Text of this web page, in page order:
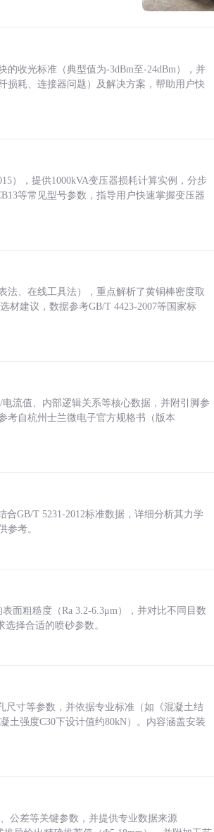
收光标准（典型值为-3dBm至-24dBm），并
损耗、连接器问题）及解决方案，帮助用户快
），提供1000kVA变压器损耗计算实例，分步
等常见型号参数，指导用户快速掌握变压器
法、在线工具法），重点解析了黄铜棒密度取
材建议，数据参考GB/T 4423-2007等国家标
流值、内部逻辑关系等核心数据，并附引脚参
考自杭州士兰微电子官方规格书（版本
GB/T 5231-2012标准数据，详细分析其力学
参考。
面粗糙度（Ra 3.2-6.3μm），并对比不同目数
择合适的喷砂参数。
尺寸等参数，并依据专业标准（如《混凝土结
土强度C30下设计值约80kN）。内容涵盖安装
公差等关键参数，并提供专业数据来源